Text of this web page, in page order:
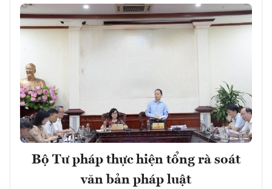
Bộ Tư pháp thực hiện tổng rà soát
văn bản pháp luật